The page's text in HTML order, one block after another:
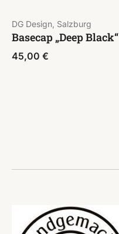
DG Design, Salzburg
Basecap „Deep Black“
45,00 €